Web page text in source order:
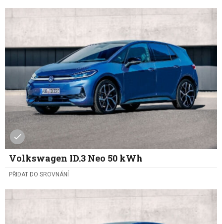
Volkswagen ID.3 Neo 50 kWh
PŘIDAT DO SROVNÁNÍ